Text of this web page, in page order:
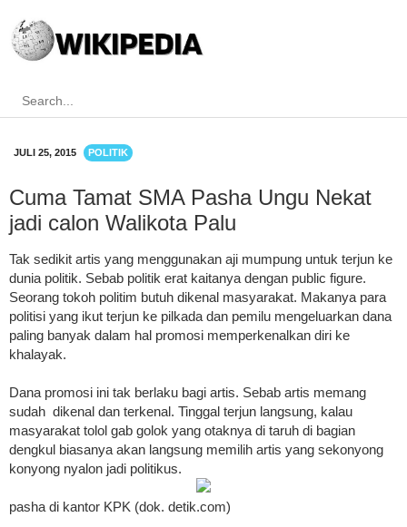
JULI 25, 2015 POLITIK
Cuma Tamat SMA Pasha Ungu Nekat
jadi calon Walikota Palu
Tak sedikit artis yang menggunakan aji mumpung untuk terjun ke
dunia politik. Sebab politik erat kaitanya dengan public figure.
Seorang tokoh politim butuh dikenal masyarakat. Makanya para
politisi yang ikut terjun ke pilkada dan pemilu mengeluarkan dana
paling banyak dalam hal promosi memperkenalkan diri ke
khalayak.
Dana promosi ini tak berlaku bagi artis. Sebab artis memang
sudah dikenal dan terkenal. Tinggal terjun langsung, kalau
masyarakat tolol gab golok yang otaknya di taruh di bagian
dengkul biasanya akan langsung memilih artis yang sekonyong
konyong nyalon jadi politikus.
pasha di kantor KPK (dok. detik.com)